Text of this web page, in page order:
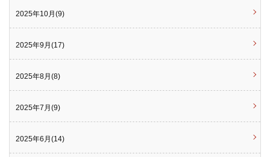
2025年10月(9)
2025年9月(17)
2025年8月(8)
2025年7月(9)
2025年6月(14)